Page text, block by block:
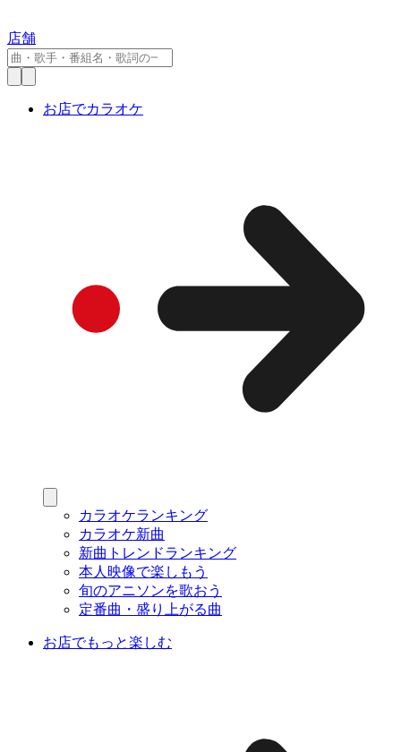
店舗
お店でカラオケ
カラオケランキング
カラオケ新曲
新曲トレンドランキング
本人映像で楽しもう
旬のアニソンを歌おう
定番曲・盛り上がる曲
お店でもっと楽しむ